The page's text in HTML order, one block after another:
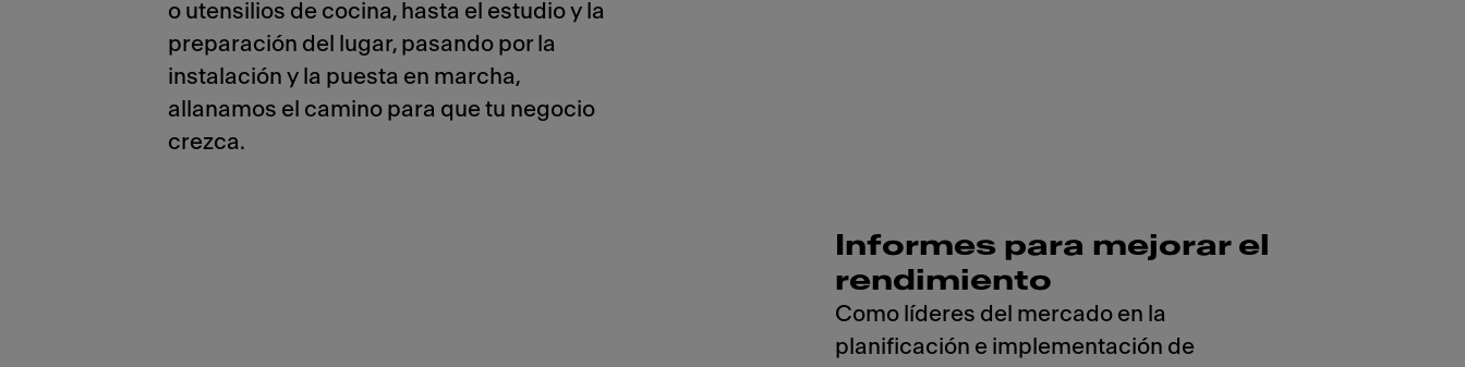
o utensilios de cocina, hasta el estudio y la
preparación del lugar, pasando por la
instalación y la puesta en marcha,
allanamos el camino para que tu negocio
crezca.
Informes para mejorar el
rendimiento
Como líderes del mercado en la
planificación e implementación de